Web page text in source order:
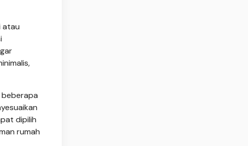
atau
beberapa
dipilih
rumah